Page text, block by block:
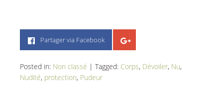
Partager via Facebook
Posted in: Non classé | Tagged: Corps, Dévoiler, Nu,
Nudité, protection, Pudeur